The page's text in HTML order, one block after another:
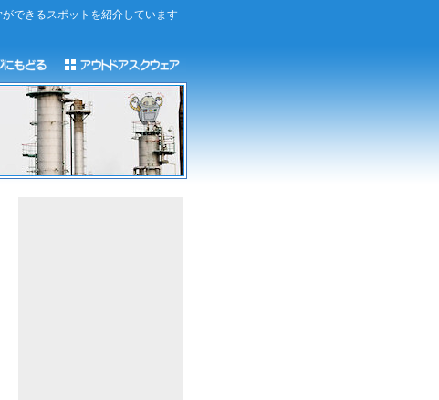
できるスポットを紹介しています